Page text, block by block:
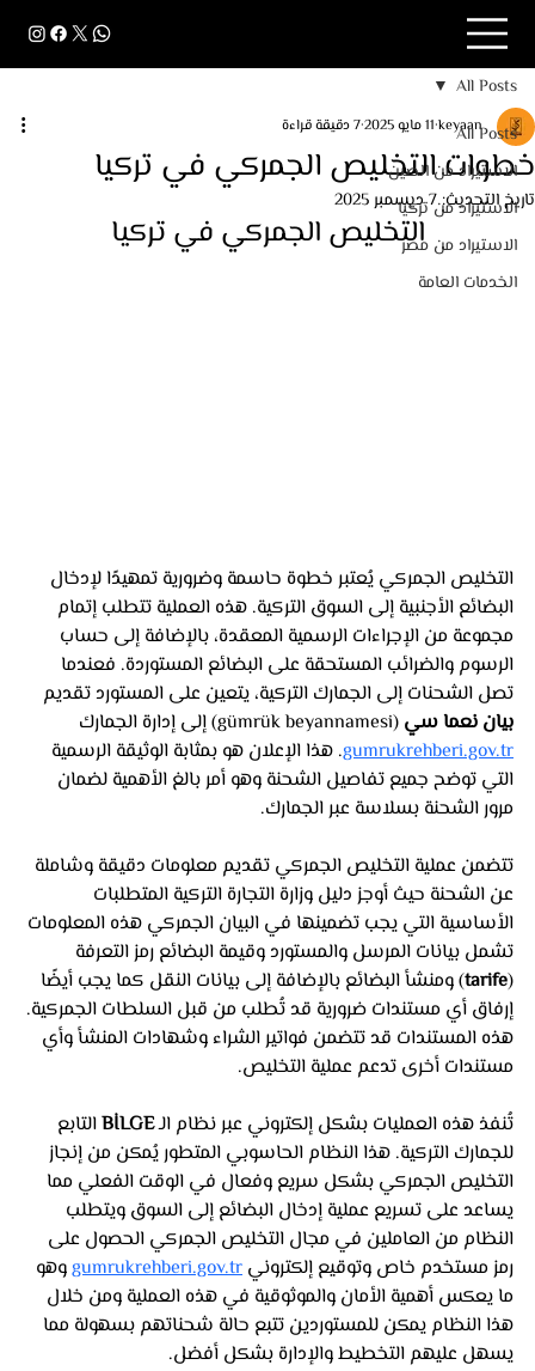
All Posts
الاستيراد من الصين
الاستيراد من تركيا
الاستيراد من مصر
الخدمات العامة
All Posts
خطوات التخليص الجمركي في تركيا
keyaan 11 مايو 2025 7 دقيقة قراءة
تاريخ التحديث:7 ديسمبر 2025
التخليص الجمركي في تركيا
التخليص الجمركي يُعتبر خطوة حاسمة وضرورية تمهيدًا لإدخال
البضائع الأجنبية إلى السوق التركية. هذه العملية تتطلب إتمام
مجموعة من الإجراءات الرسمية المعقدة، بالإضافة إلى حساب
الرسوم والضرائب المستحقة على البضائع المستوردة. فعندما
تصل الشحنات إلى الجمارك التركية، يتعين على المستورد تقديم
بيان نعما سي (gümrük beyannamesi) إلى إدارة الجمارك
gumrukrehberi.gov.tr. هذا الإعلان هو بمثابة الوثيقة الرسمية
التي توضح جميع تفاصيل الشحنة وهو أمر بالغ الأهمية لضمان
مرور الشحنة بسلاسة عبر الجمارك.
تتضمن عملية التخليص الجمركي تقديم معلومات دقيقة وشاملة
عن الشحنة حيث أوجز دليل وزارة التجارة التركية المتطلبات
الأساسية التي يجب تضمينها في البيان الجمركي هذه المعلومات
تشمل بيانات المرسل والمستورد وقيمة البضائع رمز التعرفة
(
tarife) ومنشأ البضائع بالإضافة إلى بيانات النقل كما يجب أيضًا
إرفاق أي مستندات ضرورية قد تُطلب من قبل السلطات الجمركية.
هذه المستندات قد تتضمن فواتير الشراء وشهادات المنشأ وأي
مستندات أخرى تدعم عملية التخليص.
تُنفذ هذه العمليات بشكل إلكتروني عبر نظام الـ BİLGE التابع
للجمارك التركية. هذا النظام الحاسوبي المتطور يُمكن من إنجاز
التخليص الجمركي بشكل سريع وفعال في الوقت الفعلي مما
يساعد على تسريع عملية إدخال البضائع إلى السوق ويتطلب
النظام من العاملين في مجال التخليص الجمركي الحصول على
رمز مستخدم خاص وتوقيع إلكتروني gumrukrehberi.gov.tr وهو
ما يعكس أهمية الأمان والموثوقية في هذه العملية ومن خلال
هذا النظام يمكن للمستوردين تتبع حالة شحناتهم بسهولة مما
يسهل عليهم التخطيط والإدارة بشكل أفضل.